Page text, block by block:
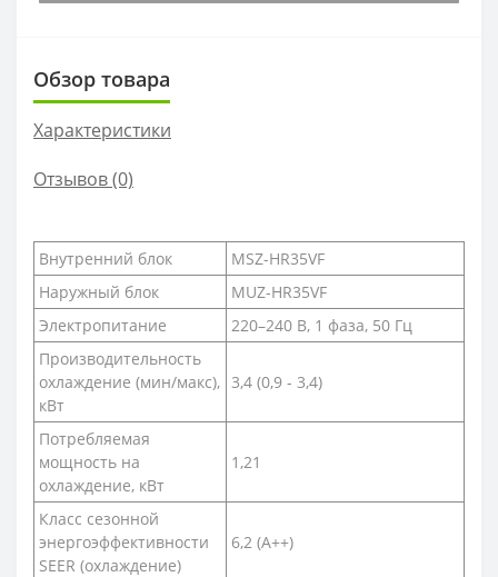
Обзор товара
Характеристики
Отзывов (0)
Внутренний блок
MSZ-HR35VF
Наружный блок
MUZ-HR35VF
Электропитание
220–240 B, 1 фаза, 50 Гц
Производительность
охлаждение (мин/макс),
кВт
3,4 (0,9 - 3,4)
Потребляемая
мощность на
охлаждение, кВт
1,21
Класс сезонной
энергоэффективности
SEER (охлаждение)
6,2 (A++)